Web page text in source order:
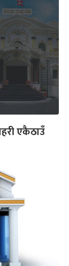
एकैठाउँ